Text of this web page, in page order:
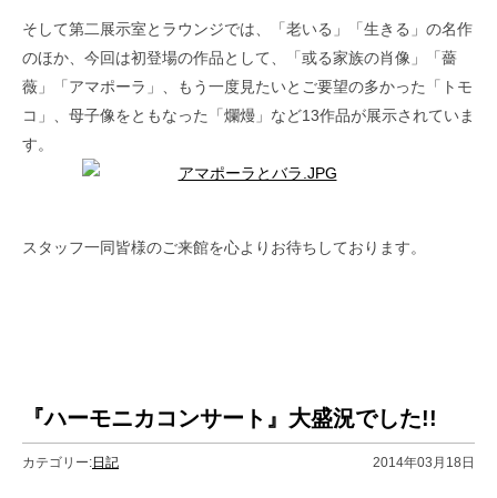
そして第二展示室とラウンジでは、「老いる」「生きる」の名作
のほか、今回は初登場の作品として、「或る家族の肖像」「薔
薇」「アマポーラ」、もう一度見たいとご要望の多かった「トモ
コ」、母子像をともなった「爛熳」など13作品が展示されていま
す。
スタッフ一同皆様のご来館を心よりお待ちしております。
『ハーモニカコンサート』大盛況でした!!
カテゴリー:日記 2014年03月18日